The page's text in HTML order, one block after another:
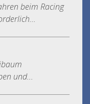
beim Racing
und...